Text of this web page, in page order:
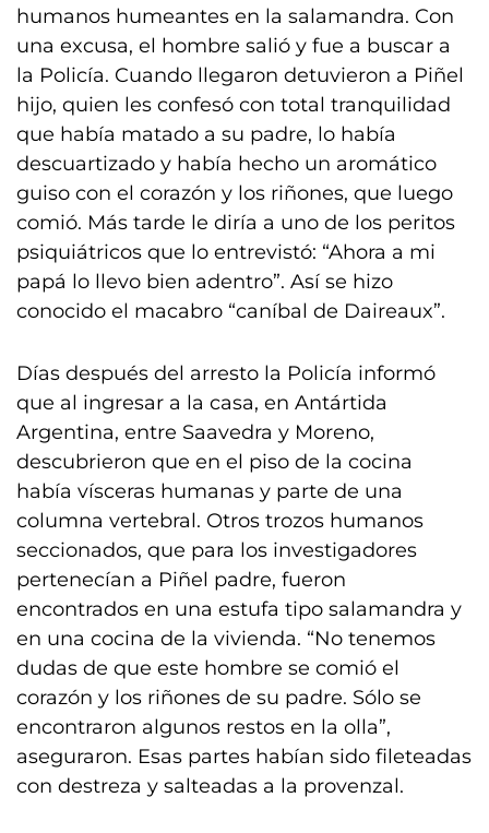
humanos humeantes en la salamandra. Con
una excusa, el hombre salió y fue a buscar a
la Policía. Cuando llegaron detuvieron a Piñel
hijo, quien les confesó con total tranquilidad
que había matado a su padre, lo había
descuartizado y había hecho un aromático
guiso con el corazón y los riñones, que luego
comió. Más tarde le diría a uno de los peritos
psiquiátricos que lo entrevistó: “Ahora a mi
papá lo llevo bien adentro”. Así se hizo
conocido el macabro “caníbal de Daireaux”.
Días después del arresto la Policía informó
que al ingresar a la casa, en Antártida
Argentina, entre Saavedra y Moreno,
descubrieron que en el piso de la cocina
había vísceras humanas y parte de una
columna vertebral. Otros trozos humanos
seccionados, que para los investigadores
pertenecían a Piñel padre, fueron
encontrados en una estufa tipo salamandra y
en una cocina de la vivienda. “No tenemos
dudas de que este hombre se comió el
corazón y los riñones de su padre. Sólo se
encontraron algunos restos en la olla”,
aseguraron. Esas partes habían sido fileteadas
con destreza y salteadas a la provenzal.